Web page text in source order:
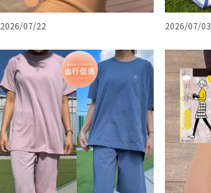
2026/07/22 2026/07/03